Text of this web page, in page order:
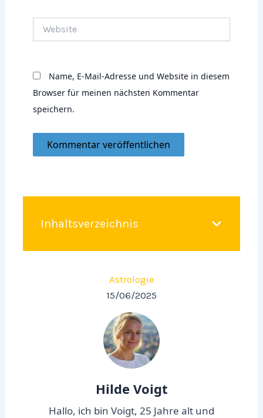
Name, E-Mail-Adresse und Website in diesem
Browser für meinen nächsten Kommentar
speichern.
Inhaltsverzeichnis
Astrologie
15/06/2025
Hilde Voigt
Hallo, ich bin Voigt, 25 Jahre alt und